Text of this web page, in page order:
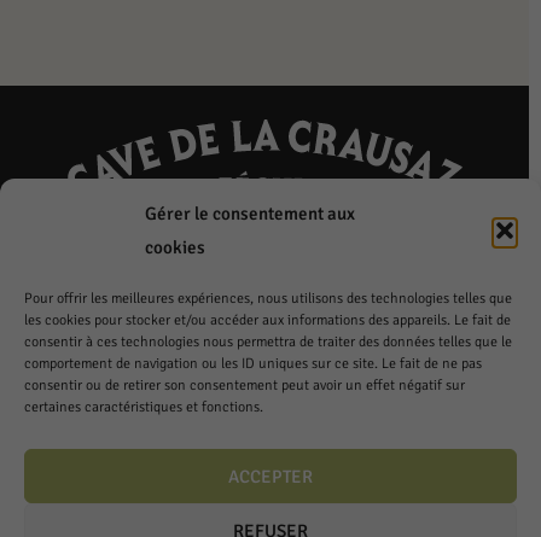
Gérer le consentement aux
cookies
Pour offrir les meilleures expériences, nous utilisons des technologies telles que
les cookies pour stocker et/ou accéder aux informations des appareils. Le fait de
consentir à ces technologies nous permettra de traiter des données telles que le
comportement de navigation ou les ID uniques sur ce site. Le fait de ne pas
consentir ou de retirer son consentement peut avoir un effet négatif sur
certaines caractéristiques et fonctions.
ACCEPTER
REFUSER
Bettems frères S.A.
1173 Féchy
Lundi à Vendredi
7h à 12h – 13h à 18h
Téléphone: 021 808 53 54
Fax: 021 808 79 49